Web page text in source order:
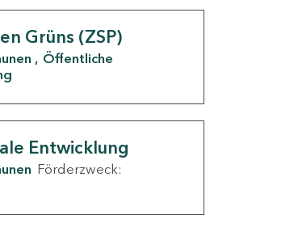
Grüns (ZSP)
Öffentliche
Entwicklung
Förderzweck: